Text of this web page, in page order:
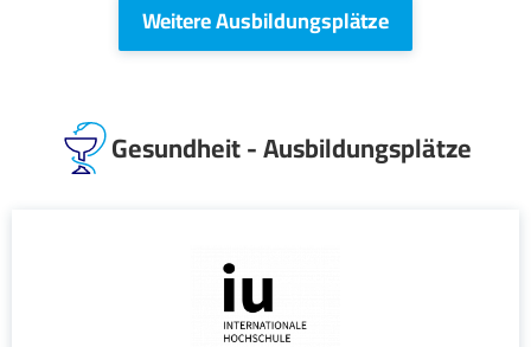
Weitere Ausbildungsplätze
Gesundheit - Ausbildungsplätze